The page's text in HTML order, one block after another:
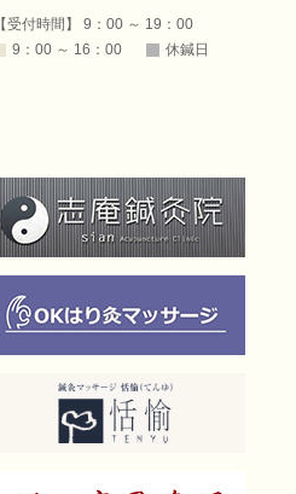
【受付時間】 9：00 ～ 19：00
9：00 ～ 16：00
休鍼日